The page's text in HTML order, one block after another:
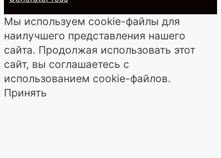
Мы используем cookie-файлы для
наилучшего представления нашего
сайта. Продолжая использовать этот
сайт, вы соглашаетесь с
использованием cookie-файлов.
Принять